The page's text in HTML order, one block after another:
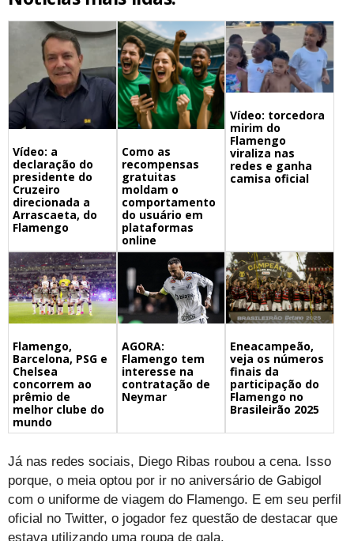
Vídeo: a
declaração do
presidente do
Cruzeiro
direcionada a
Arrascaeta, do
Flamengo
Como as
recompensas
gratuitas
moldam o
comportamento
do usuário em
plataformas
online
Vídeo: torcedora
mirim do
Flamengo
viraliza nas
redes e ganha
camisa oficial
Flamengo,
Barcelona, PSG e
Chelsea
concorrem ao
prêmio de
melhor clube do
mundo
AGORA:
Flamengo tem
interesse na
contratação de
Neymar
Eneacampeão,
veja os números
finais da
participação do
Flamengo no
Brasileirão 2025
Já nas redes sociais, Diego Ribas roubou a cena. Isso
porque, o meia optou por ir no aniversário de Gabigol
com o uniforme de viagem do Flamengo. E em seu perfil
oficial no Twitter, o jogador fez questão de destacar que
estava utilizando uma roupa de gala.